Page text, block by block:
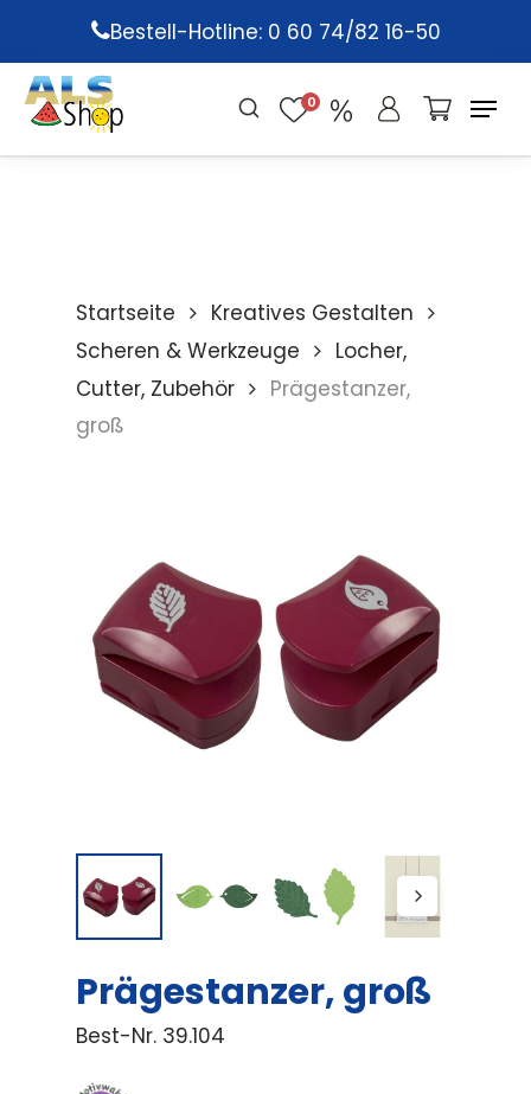
main
content
Bestell-Hotline: 0 60 74/82 16-50
0
Startseite
Kreatives Gestalten
Scheren & Werkzeuge
Locher,
Cutter, Zubehör
Prägestanzer,
groß
Prägestanzer, groß
Best-Nr. 39.104